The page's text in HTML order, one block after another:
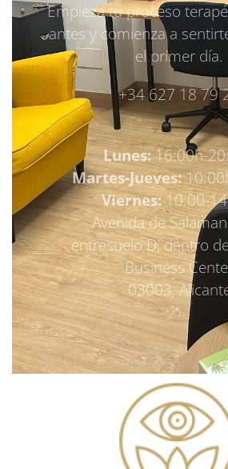
Empieza tu proceso
antes y comienza a
el primer día.
+34 627 18 79
Lunes:16:00h-
Martes-Jueves:
Viernes:10:00-
Avenida de
entresuelo D, dentro
Business
03003,